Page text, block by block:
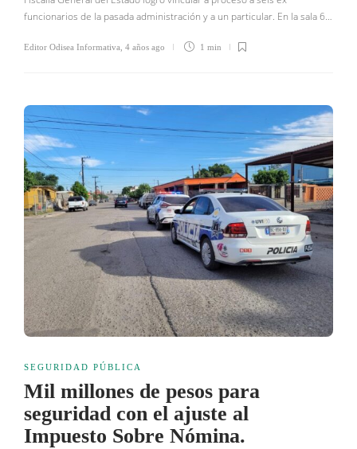
funcionarios de la pasada administración y a un particular. En la sala 6…
Editor Odisea Informativa 4 años ago 1 min
SEGURIDAD PÚBLICA
Mil millones de pesos para
seguridad con el ajuste al
Impuesto Sobre Nómina.